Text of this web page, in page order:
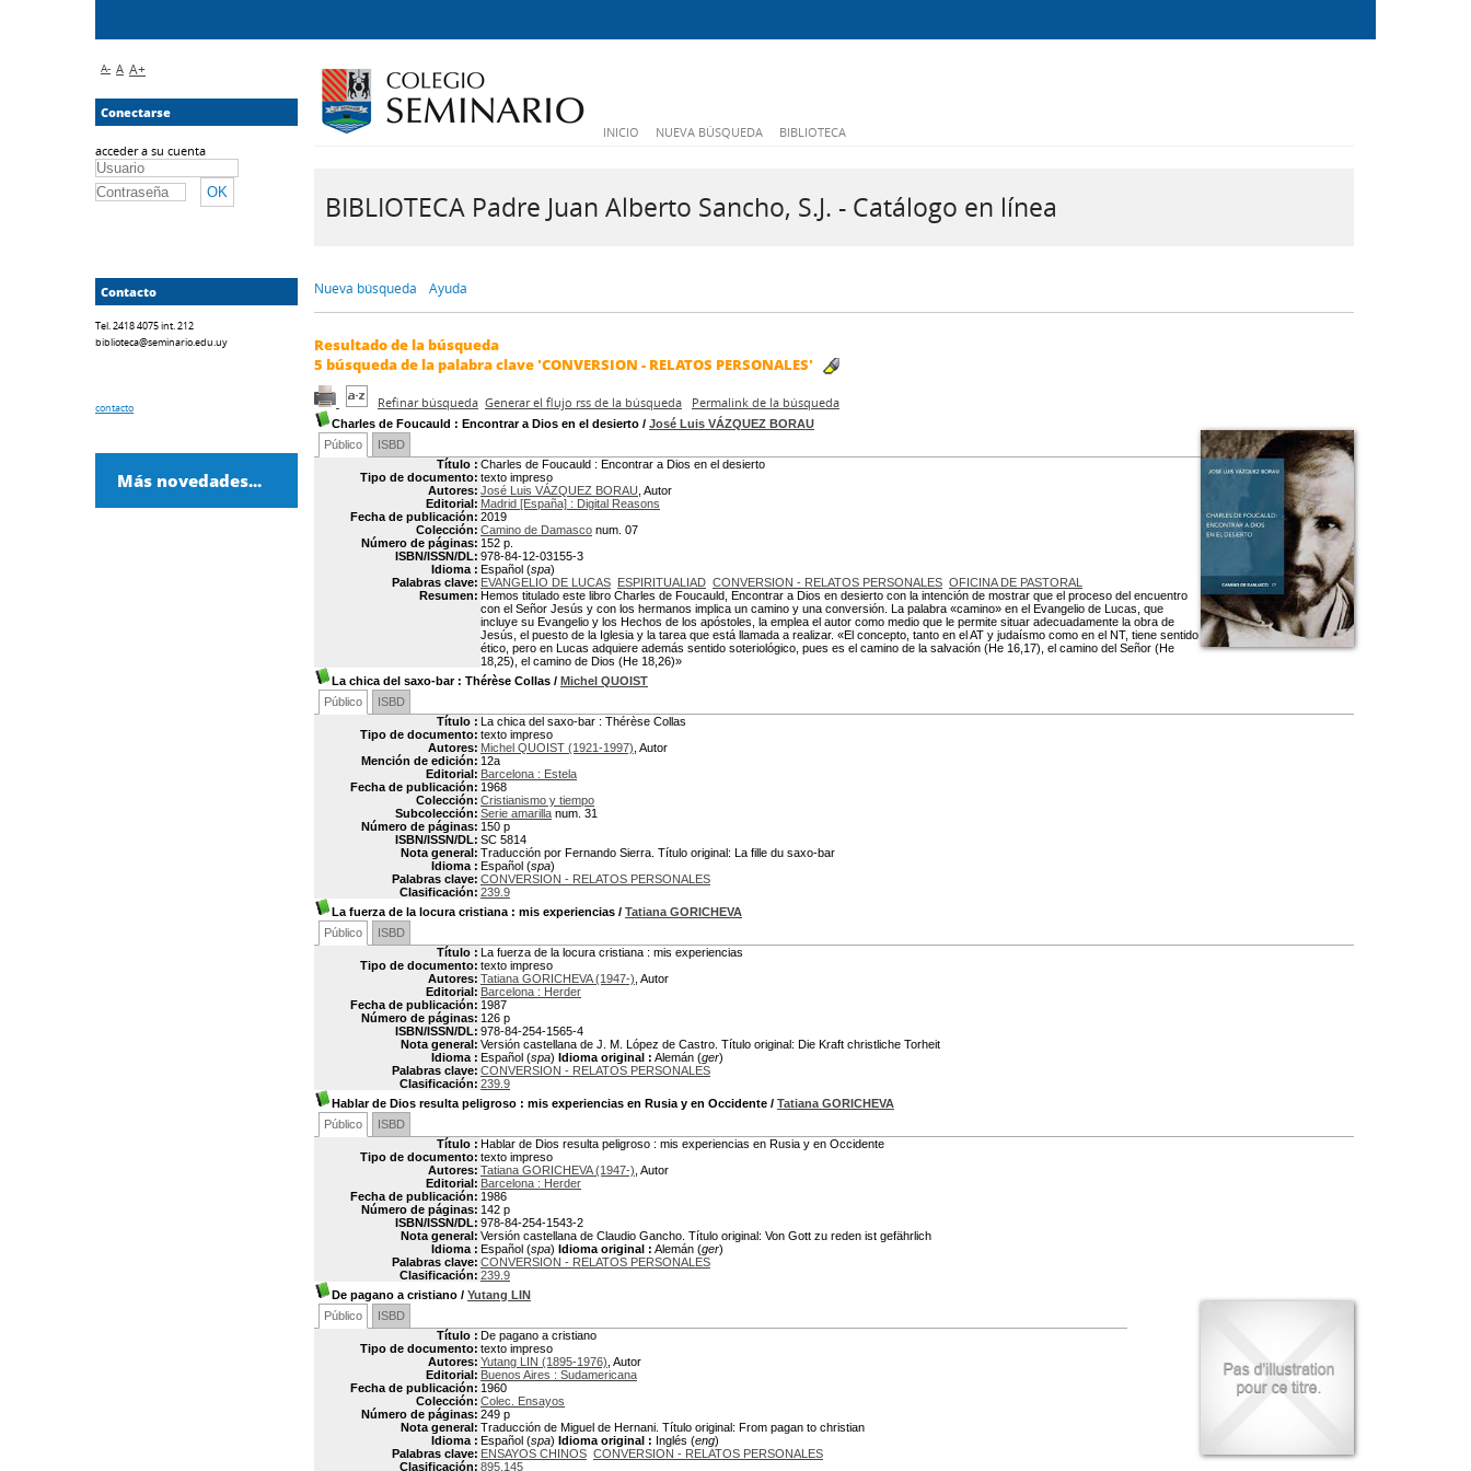
INICIO NUEVA BÚSQUEDA BIBLIOTECA
BIBLIOTECA Padre Juan Alberto Sancho, S.J. - Catálogo en línea
Nueva búsqueda Ayuda
Resultado de la búsqueda
5 búsqueda de la palabra clave'CONVERSION - RELATOS PERSONALES'
Refinar búsqueda Generar el flujo rss de la búsqueda Permalink de la búsqueda
Charles de Foucauld : Encontrar a Dios en el desierto / José Luis VÁZQUEZ BORAU
Público
ISBD
Título : Charles de Foucauld : Encontrar a Dios en el desierto
Tipo de documento: texto impreso
Autores: José Luis VÁZQUEZ BORAU , Autor
Editorial: Madrid [España] : Digital Reasons
Fecha de publicación: 2019
Colección: Camino de Damasco num. 07
Número de páginas: 152 p.
ISBN/ISSN/DL: 978-84-12-03155-3
Idioma : Español (spa)
Palabras clave: EVANGELIO DE LUCAS ESPIRITUALIAD CONVERSION - RELATOS PERSONALES OFICINA DE PASTORAL
Resumen: Hemos titulado este libro Charles de Foucauld, Encontrar a Dios en desierto con la intención de mostrar que el proceso del encuentro
con el Señor Jesús y con los hermanos implica un camino y una conversión. La palabra «camino» en el Evangelio de Lucas, que
incluye su Evangelio y los Hechos de los apóstoles, la emplea el autor como medio que le permite situar adecuadamente la obra de
Jesús, el puesto de la Iglesia y la tarea que está llamada a realizar. «El concepto, tanto en el AT y judaísmo como en el NT, tiene sentido
ético, pero en Lucas adquiere además sentido soteriológico, pues es el camino de la salvación (He 16,17), el camino del Señor (He
18,25), el camino de Dios (He 18,26)»
La chica del saxo-bar: Thérèse Collas / Michel QUOIST
Público
ISBD
Título : La chica del saxo-bar : Thérèse Collas
Tipo de documento: texto impreso
Autores: Michel QUOIST (1921-1997) , Autor
Mención de edición: 12a
Editorial: Barcelona : Estela
Fecha de publicación: 1968
Colección: Cristianismo y tiempo
Subcolección: Serie amarilla num. 31
Número de páginas: 150 p
ISBN/ISSN/DL: SC 5814
Nota general: Traducción por Fernando Sierra. Título original: La fille du saxo-bar
Idioma : Español (spa)
Palabras clave: CONVERSION - RELATOS PERSONALES
Clasificación: 239.9
La fuerza de la locura cristiana : mis experiencias / Tatiana GORICHEVA
Público
ISBD
Título : La fuerza de la locura cristiana : mis experiencias
Tipo de documento: texto impreso
Autores: Tatiana GORICHEVA (1947-) , Autor
Editorial: Barcelona : Herder
Fecha de publicación: 1987
Número de páginas: 126 p
ISBN/ISSN/DL: 978-84-254-1565-4
Nota general: Versión castellana de J. M. López de Castro. Título original: Die Kraft christliche Torheit
Idioma : Español (spa) Idioma original : Alemán (ger)
Palabras clave: CONVERSION - RELATOS PERSONALES
Clasificación: 239.9
Hablar de Dios resulta peligroso : mis experiencias en Rusia y en Occidente / Tatiana GORICHEVA
Público
ISBD
Título : Hablar de Dios resulta peligroso : mis experiencias en Rusia y en Occidente
Tipo de documento: texto impreso
Autores: Tatiana GORICHEVA (1947-) , Autor
Editorial: Barcelona : Herder
Fecha de publicación: 1986
Número de páginas: 142 p
ISBN/ISSN/DL: 978-84-254-1543-2
Nota general: Versión castellana de Claudio Gancho. Título original: Von Gott zu reden ist gefährlich
Idioma : Español (spa) Idioma original : Alemán (ger)
Palabras clave: CONVERSION - RELATOS PERSONALES
Clasificación: 239.9
De pagano a cristiano / Yutang LIN
Público
ISBD
Título : De pagano a cristiano
Tipo de documento: texto impreso
Autores: Yutang LIN (1895-1976) , Autor
Editorial: Buenos Aires : Sudamericana
Fecha de publicación: 1960
Colección: Colec. Ensayos
Número de páginas: 249 p
Nota general: Traducción de Miguel de Hernani. Título original: From pagan to christian
Idioma : Español (spa) Idioma original : Inglés (eng)
Palabras clave: ENSAYOS CHINOS CONVERSION - RELATOS PERSONALES
Clasificación: 895.145
A- A A+
Conectarse
acceder a su cuenta
Contacto
Tel. 2418 4075 int. 212
biblioteca@seminario.edu.uy
contacto
Más novedades...